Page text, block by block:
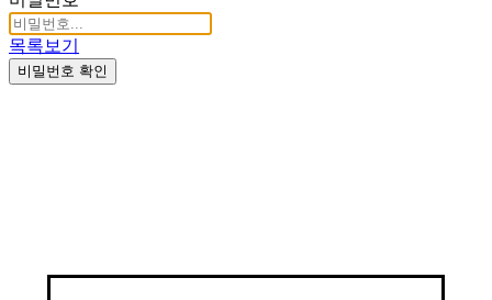
목록보기
비밀번호 확인